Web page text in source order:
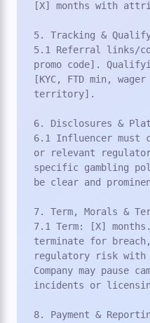
[X] months with
5. Tracking &
5.1 Referral links/
promo code].
[KYC, FTD min,
territory].
6. Disclosures &
6.1 Influencer must
or relevant
specific gambling
be clear and
7. Term, Morals &
7.1 Term: [X]
terminate for
regulatory risk with
Company may pause
incidents or
8. Payment &